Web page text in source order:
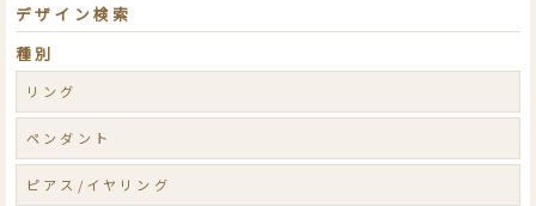
デザイン検索
種別
リング
ペンダント
ピアス/イヤリング